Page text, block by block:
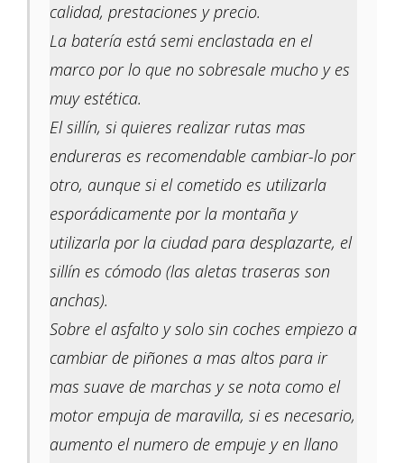
calidad, prestaciones y precio.
La batería está semi enclastada en el
marco por lo que no sobresale mucho y es
muy estética.
El sillín, si quieres realizar rutas mas
endureras es recomendable cambiar-lo por
otro, aunque si el cometido es utilizarla
esporádicamente por la montaña y
utilizarla por la ciudad para desplazarte, el
sillín es cómodo (las aletas traseras son
anchas).
Sobre el asfalto y solo sin coches empiezo a
cambiar de piñones a mas altos para ir
mas suave de marchas y se nota como el
motor empuja de maravilla, si es necesario,
aumento el numero de empuje y en llano